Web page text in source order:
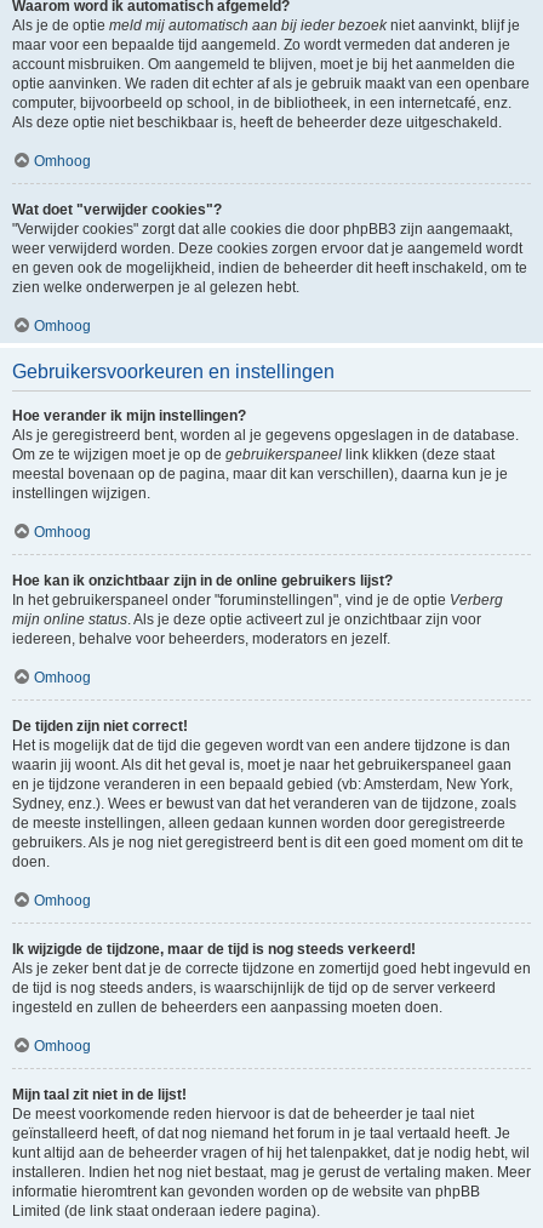
Waarom word ik automatisch afgemeld?
Als je de optie meld mij automatisch aan bij ieder bezoekniet aanvinkt, blijf je
maar voor een bepaalde tijd aangemeld. Zo wordt vermeden dat anderen je
account misbruiken. Om aangemeld te blijven, moet je bij het aanmelden die
optie aanvinken. We raden dit echter af als je gebruik maakt van een openbare
computer, bijvoorbeeld op school, in de bibliotheek, in een internetcafé, enz.
Als deze optie niet beschikbaar is, heeft de beheerder deze uitgeschakeld.
Omhoog
Wat doet "verwijder cookies"?
"Verwijder cookies" zorgt dat alle cookies die door phpBB3 zijn aangemaakt,
weer verwijderd worden. Deze cookies zorgen ervoor dat je aangemeld wordt
en geven ook de mogelijkheid, indien de beheerder dit heeft inschakeld, om te
zien welke onderwerpen je al gelezen hebt.
Omhoog
Gebruikersvoorkeuren en instellingen
Hoe verander ik mijn instellingen?
Als je geregistreerd bent, worden al je gegevens opgeslagen in de database.
Om ze te wijzigen moet je op de gebruikerspaneel link klikken (deze staat
meestal bovenaan op de pagina, maar dit kan verschillen), daarna kun je je
instellingen wijzigen.
Omhoog
Hoe kan ik onzichtbaar zijn in de online gebruikers lijst?
In het gebruikerspaneel onder "foruminstellingen", vind je de optie Verberg
mijn online status. Als je deze optie activeert zul je onzichtbaar zijn voor
iedereen, behalve voor beheerders, moderators en jezelf.
Omhoog
De tijden zijn niet correct!
Het is mogelijk dat de tijd die gegeven wordt van een andere tijdzone is dan
waarin jij woont. Als dit het geval is, moet je naar het gebruikerspaneel gaan
en je tijdzone veranderen in een bepaald gebied (vb: Amsterdam, New York,
Sydney, enz.). Wees er bewust van dat het veranderen van de tijdzone, zoals
de meeste instellingen, alleen gedaan kunnen worden door geregistreerde
gebruikers. Als je nog niet geregistreerd bent is dit een goed moment om dit te
doen.
Omhoog
Ik wijzigde de tijdzone, maar de tijd is nog steeds verkeerd!
Als je zeker bent dat je de correcte tijdzone en zomertijd goed hebt ingevuld en
de tijd is nog steeds anders, is waarschijnlijk de tijd op de server verkeerd
ingesteld en zullen de beheerders een aanpassing moeten doen.
Omhoog
Mijn taal zit niet in de lijst!
De meest voorkomende reden hiervoor is dat de beheerder je taal niet
geïnstalleerd heeft, of dat nog niemand het forum in je taal vertaald heeft. Je
kunt altijd aan de beheerder vragen of hij het talenpakket, dat je nodig hebt, wil
installeren. Indien het nog niet bestaat, mag je gerust de vertaling maken. Meer
informatie hieromtrent kan gevonden worden op de website van phpBB
Limited (de link staat onderaan iedere pagina).